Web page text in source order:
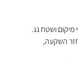
ושטח גג.
השקעה,